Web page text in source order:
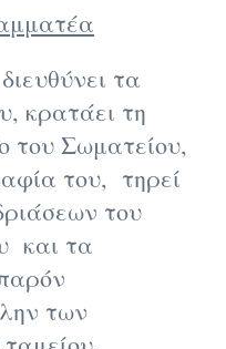
τα
κρατάει τη
του Σωματείου,
του, τηρεί
του
και τα
των